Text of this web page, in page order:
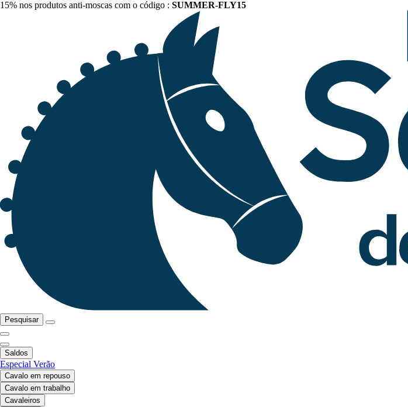
15% nos produtos anti-moscas com o código : SUMMER-FLY15
Pesquisar
Saldos
Especial Verão
Cavalo em repouso
Cavalo em trabalho
Cavaleiros